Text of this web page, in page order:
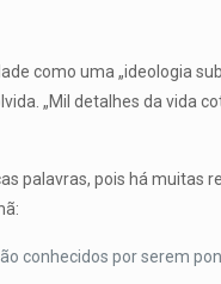
como uma „ideologia
„Mil detalhes da vida
palavras, pois há
conhecidos por serem